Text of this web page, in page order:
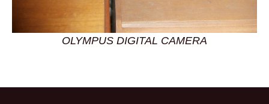
OLYMPUS DIGITAL CAMERA